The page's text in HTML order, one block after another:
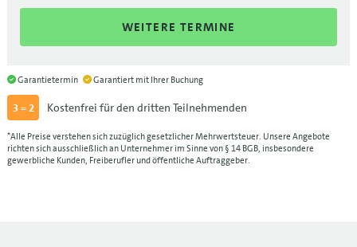
07.10.-08.10.26
1.490 €
13.10.-14.10.26
BLN
1.490 €
13.10.-14.10.26
10.11.-11.11.26
FRA
1.490 €
10.11.-11.11.26
1.490 €
WEITERE TERMINE
Garantietermin Garantiert mit Ihrer Buchung
3 = 2 Kostenfrei für den dritten Teilnehmenden
*Alle Preise verstehen sich zuzüglich gesetzlicher Mehrwertsteuer. Unsere Angebote
richten sich ausschließlich an Unternehmer im Sinne von § 14 BGB, insbesondere
gewerbliche Kunden, Freiberufler und öffentliche Auftraggeber.